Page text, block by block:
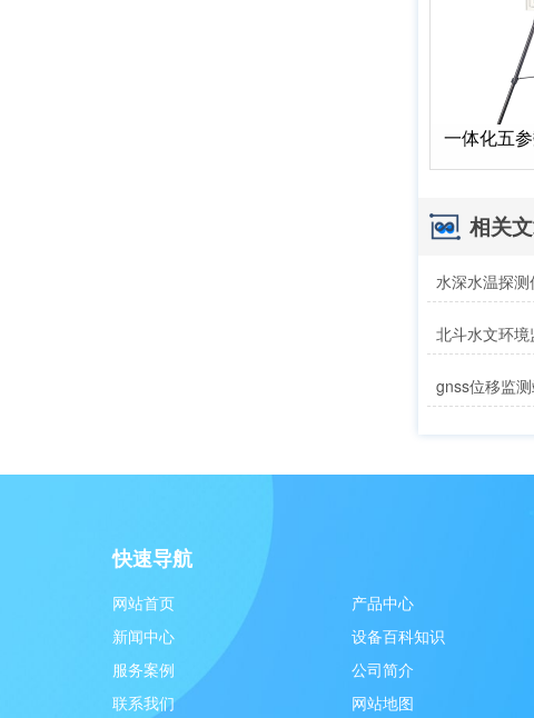
一体化五
相关
水深水温探测
北斗水文环
gnss位移监
快速导航
网站首页
产品中心
新闻中心
设备百科知识
服务案例
公司简介
联系我们
网站地图